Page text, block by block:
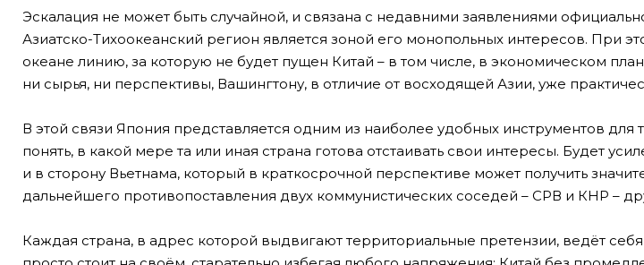
Эскалация не может быть случайной, и связана с недавними заявлениями
Азиатско-Тихоокеанский регион является зоной его монопольных интересов. При
океане линию, за которую не будет пущен Китай – в том числе, в экономическом
ни сырья, ни перспективы, Вашингтону, в отличие от восходящей Азии, уже
В этой связи Япония представляется одним из наиболее удобных инструментов для
понять, в какой мере та или иная страна готова отстаивать свои интересы. Будет
и в сторону Вьетнама, который в краткосрочной перспективе может получить
дальнейшего противопоставления двух коммунистических соседей – СРВ и КНР –
Каждая страна, в адрес которой выдвигают территориальные претензии, ведёт